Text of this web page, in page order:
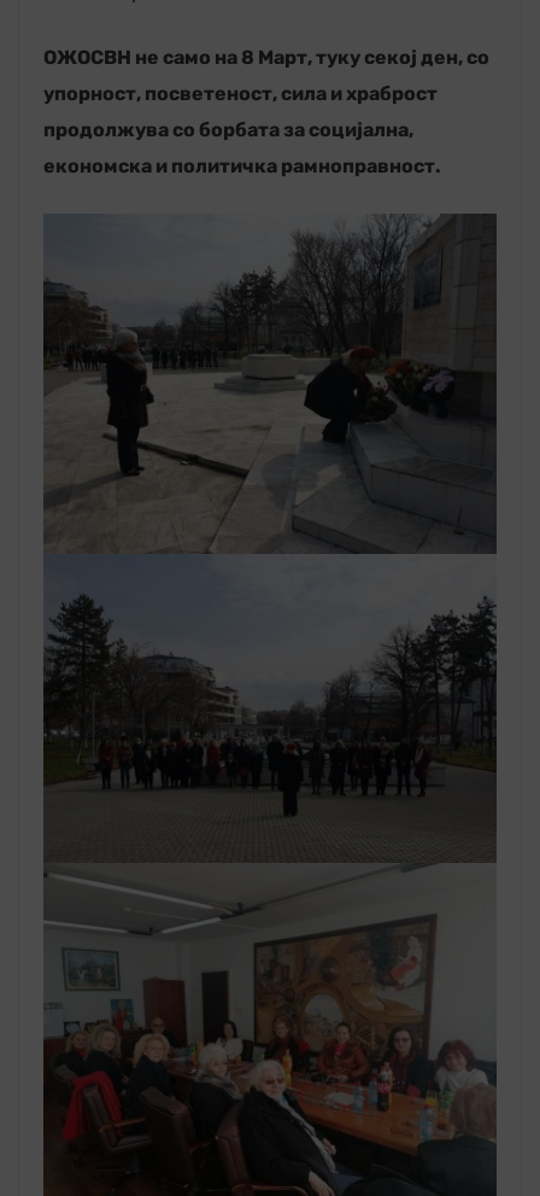
ОЖОСВН не само на 8 Март, туку секој ден, со
упорност, посветеност, сила и храброст
продолжува со борбата за социјална,
економска и политичка рамноправност.